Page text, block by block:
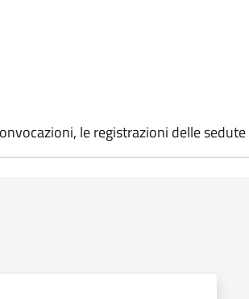
le registrazioni delle